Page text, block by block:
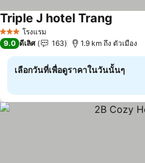
3 ดาว โรงแรม
Triple J hotel Trang
9.0 ดีเลิศ 163 1.9 km ถึง ตัวเมือง
เลือกวันที่เพื่อดูราคาในวันนั้นๆ